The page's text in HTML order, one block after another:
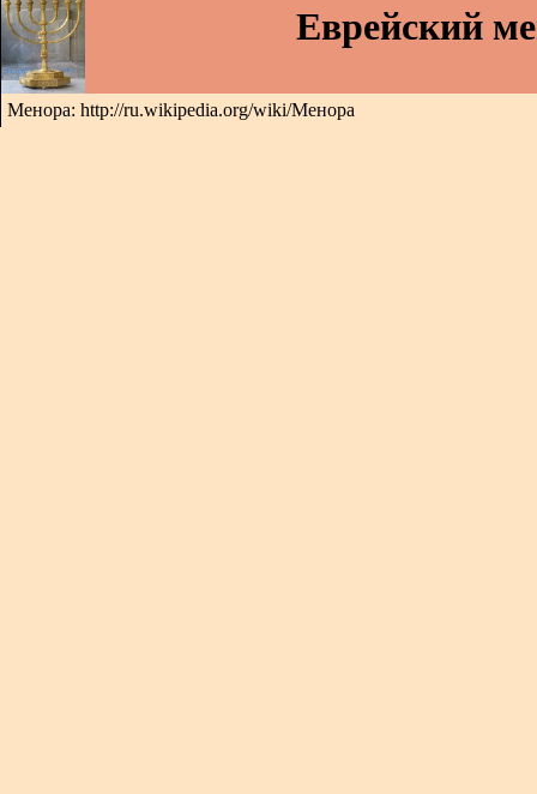
Еврейский
Менора: http://ru.wikipedia.org/wiki/Менора